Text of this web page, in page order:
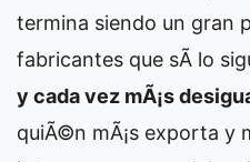
termina siendo un gran
fabricantes que sÃ­ lo
y cada vez mÃ¡s
quiÃ©n mÃ¡s exporta y